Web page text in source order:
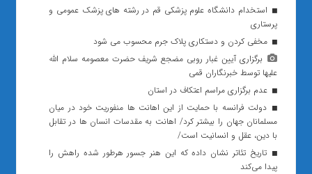
استخدام دانشگاه علوم پزشکی قم در رشته های پزشک عمومی و
پرستاری
مخفی کردن و دستکاری پلاک جرم محسوب می شود
برگزاری آیین غبار روبی مضجع شریف حضرت معصومه سلام الله
علیها توسط خبرنگاران قمی
عدم برگزاری مراسم اعتکاف در استان
دولت فرانسه با حمایت از این اهانت ها منفوریت خود در میان
مسلمانان جهان را بیشتر کرد/ اهانت به مقدسات انسان ها در تقابل
با دین، عقل و انسانیت است/
تاریخ تئاتر نشان‌ داده که این هنر جسور هرطور شده راهش را
پیدا می‌کند